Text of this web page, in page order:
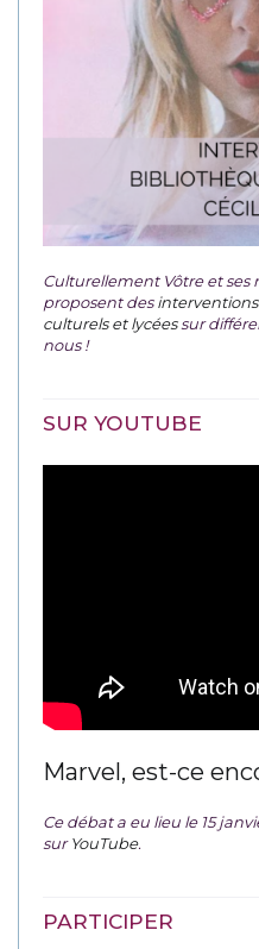
Culturellement Vôtre et ses
proposent des
culturels et lycéessur
nous !
SUR YOUTUBE
Marvel, est-ce
Ce débat a eu lieu le 15
surYouTube.
PARTICIPER